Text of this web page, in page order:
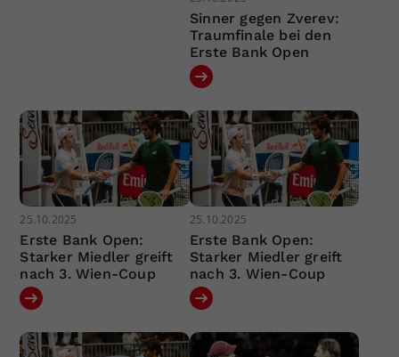
Sinner gegen Zverev:
Traumfinale bei den
Erste Bank Open
25.10.2025
Erste Bank Open:
Starker Miedler greift
nach 3. Wien-Coup
25.10.2025
Erste Bank Open:
Starker Miedler greift
nach 3. Wien-Coup